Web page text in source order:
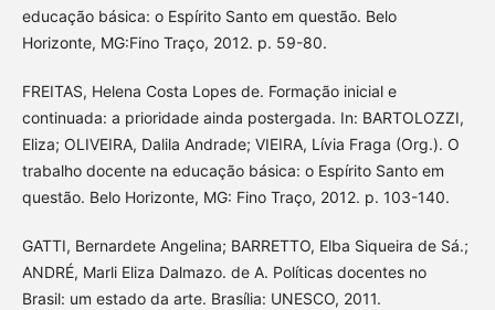
educação básica: o Espírito Santo em questão. Belo
Horizonte, MG:Fino Traço, 2012. p. 59-80.
FREITAS, Helena Costa Lopes de. Formação inicial e
continuada: a prioridade ainda postergada. In: BARTOLOZZI,
Eliza; OLIVEIRA, Dalila Andrade; VIEIRA, Lívia Fraga (Org.). O
trabalho docente na educação básica: o Espírito Santo em
questão. Belo Horizonte, MG: Fino Traço, 2012. p. 103-140.
GATTI, Bernardete Angelina; BARRETTO, Elba Siqueira de Sá.;
ANDRÉ, Marli Eliza Dalmazo. de A. Políticas docentes no
Brasil: um estado da arte. Brasília: UNESCO, 2011.